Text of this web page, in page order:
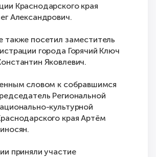
Краснодарского края
Александрович.
также посетил заместитель
города Горячий Ключ
Яковлевич.
словом к собравшимся
Региональной
культурной
края Артём
приняли участие